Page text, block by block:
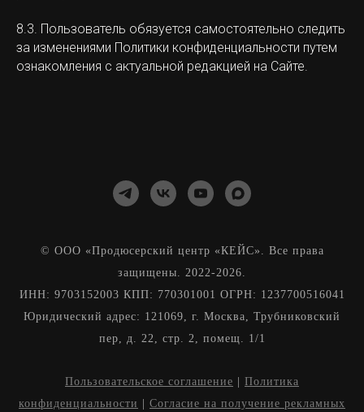
8.3. Пользователь обязуется самостоятельно следить
за изменениями Политики конфиденциальности путем
ознакомления с актуальной редакцией на Сайте.
© ООО «Продюсерский центр «КЕЙС». Все права
защищены. 2022-2026.
ИНН: 9703152003 КПП: 770301001 ОГРН: 1237700516041
Юридический адрес: 121069, г. Москва, Трубниковский
пер, д. 22, стр. 2, помещ. 1/1
Пользовательское соглашение
Политика
конфиденциальноcти
Согласие на получение рекламных